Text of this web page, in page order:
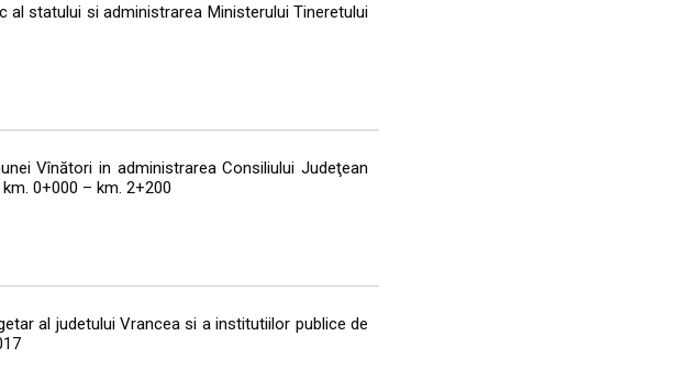
al statului si administrarea Ministerului Tineretului
Vînători in administrarea Consiliului Judeţean
0+000 – km. 2+200
al judetului Vrancea si a institutiilor publice de